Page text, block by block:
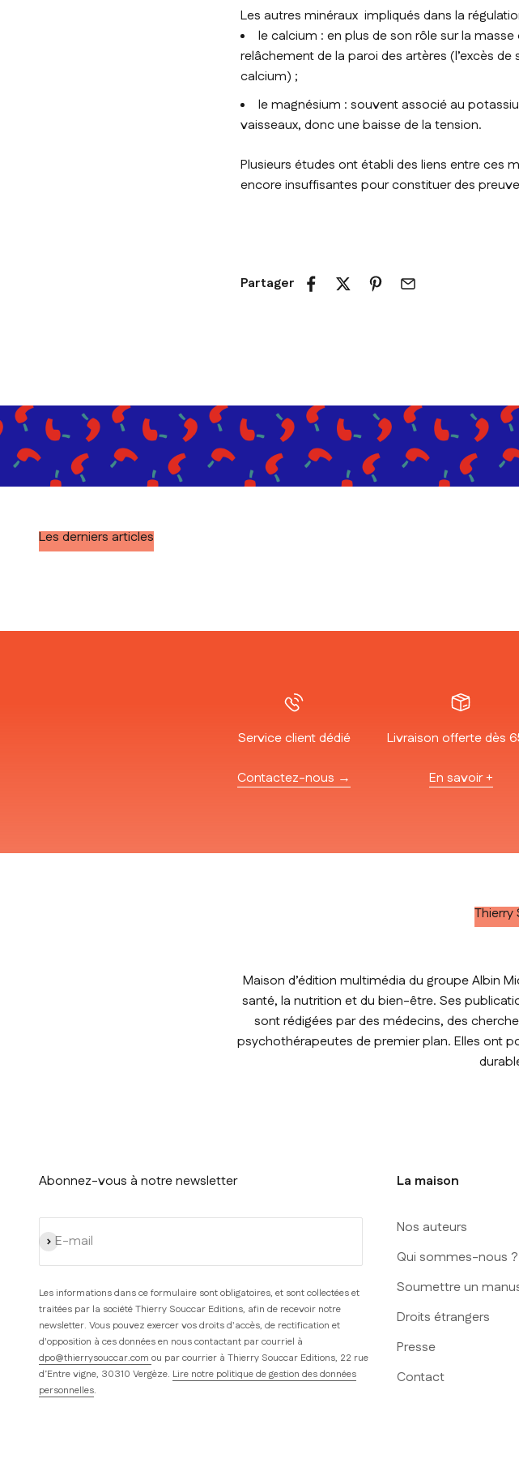
Les autres minéraux impliqués dans la
le calcium : en plus de son rôle sur la
relâchement de la paroi des artères (l’excès
calcium) ;
le magnésium : souvent associé au
vaisseaux, donc une baisse de la tension.
Plusieurs études ont établi des liens entre ces
encore insuffisantes pour constituer des
Partager
Les derniers articles
Service client dédié
Contactez-nous →
Livraison offerte dès
En savoir +
Thierry
Maison d’édition multimédia du groupe Albin
santé, la nutrition et du bien-être. Ses
sont rédigées par des médecins, des
psychothérapeutes de premier plan. Elles ont
Abonnez-vous à notre newsletter
E-mail
S'inscrire
Les informations dans ce formulaire sont obligatoires, et sont collectées et
traitées par la société Thierry Souccar Editions, afin de recevoir notre
newsletter. Vous pouvez exercer vos droits d'accès, de rectification et
d'opposition à ces données en nous contactant par courriel à
dpo@thierrysouccar.com ou par courrier à Thierry Souccar Editions, 22 rue
d’Entre vigne, 30310 Vergèze. Lire notre politique de gestion des données
personnelles.
La maison
Nos auteurs
Qui sommes-nous ?
Soumettre un
Droits étrangers
Presse
Contact